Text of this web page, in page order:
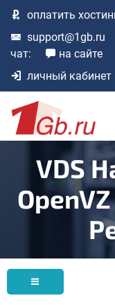
оплатить
support@1gb.ru
чат:
на сайте
личный кабинет
VDS